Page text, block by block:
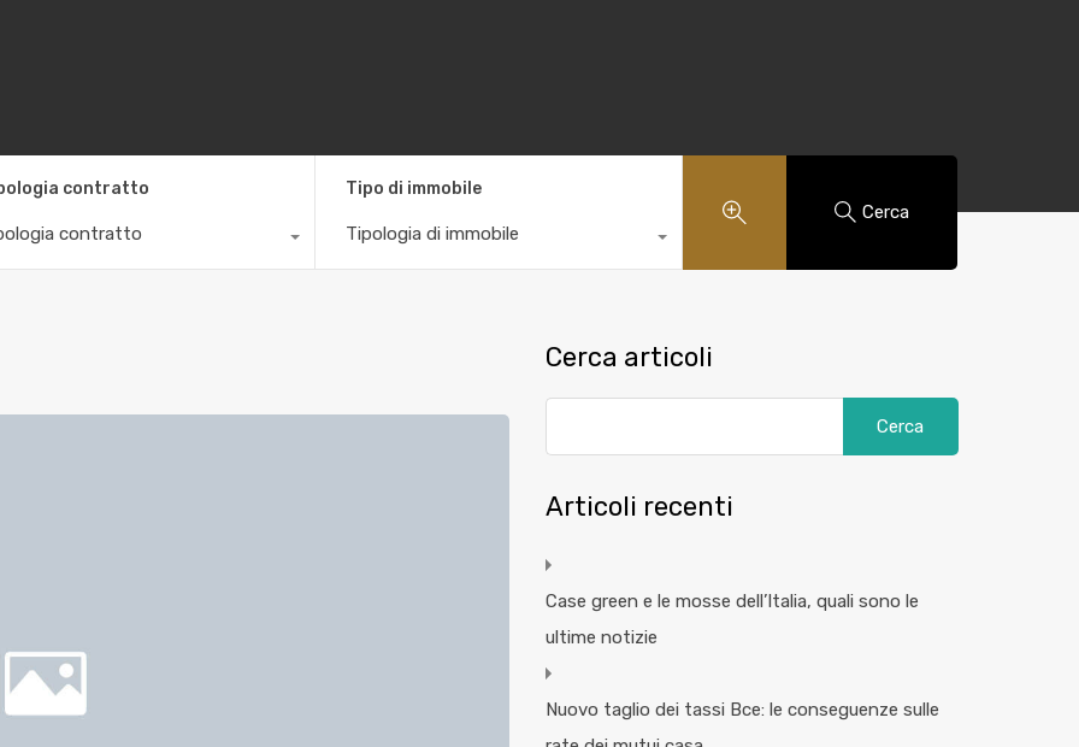
contratto
contratto
Tipo di immobile
Tipologia di immobile
Cerca
Cerca articoli
Articoli recenti
Case green e le mosse dell’Italia, quali sono le
ultime notizie
Nuovo taglio dei tassi Bce: le conseguenze sulle